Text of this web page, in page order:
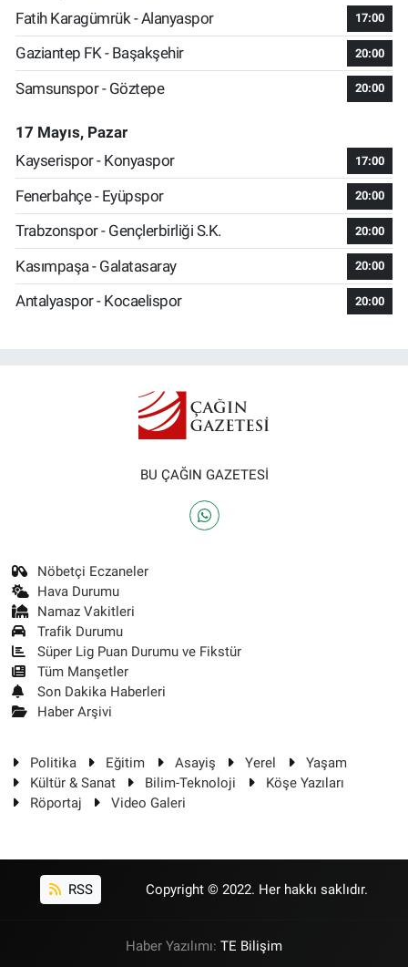
Fatih Karagümrük - Alanyaspor
17:00
Gaziantep FK - Başakşehir 20:00
Samsunspor - Göztepe 20:00
17 Mayıs, Pazar
Kayserispor - Konyaspor
17:00
Fenerbahçe - Eyüpspor 20:00
Trabzonspor - Gençlerbirliği S.K. 20:00
Kasımpaşa - Galatasaray 20:00
Antalyaspor - Kocaelispor 20:00
BU ÇAĞIN GAZETESİ
Nöbetçi Eczaneler
Hava Durumu
Namaz Vakitleri
Trafik Durumu
Süper Lig Puan Durumu ve Fikstür
Tüm Manşetler
Son Dakika Haberleri
Haber Arşivi
Politika Eğitim Asayiş Yerel
Yaşam
Kültür & Sanat
Bilim-Teknoloji
Köşe Yazıları
Röportaj
Video Galeri
RSS Copyright © 2022. Her hakkı saklıdır.
Haber Yazılımı: TE Bilişim